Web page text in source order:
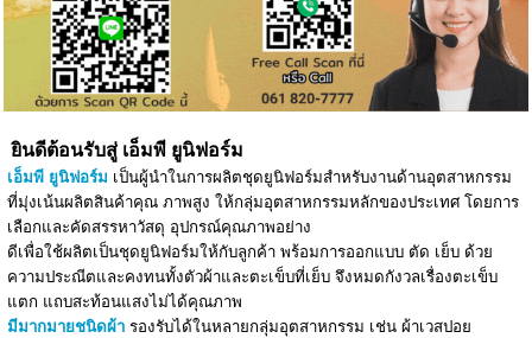
ยินดีต้อนรับสู่ เอ็มพี ยูนิฟอร์ม
เอ็มพี ยูนิฟอร์ม เป็นผู้นำในการผลิตชุดยูนิฟอร์มสำหรับงานด้านอุตสาหกรรม
ที่มุ่งเน้นผลิตสินค้าคุณ ภาพสูง ให้กลุ่มอุตสาหกรรมหลักของประเทศ โดยการ
เลือกและคัดสรรหาวัสดุ อุปกรณ์คุณภาพอย่าง
ดีเพื่อใช้ผลิตเป็นชุดยูนิฟอร์มให้กับลูกค้า พร้อมการออกแบบ ตัด เย็บ ด้วย
ความประณีตและคงทนทั้งตัวผ้าและตะเข็บที่เย็บ จึงหมดกังวลเรื่องตะเข็บ
แตก แถบสะท้อนแสงไม่ได้คุณภาพ
มีมากมายชนิดผ้า รองรับได้ในหลายกลุ่มอุตสาหกรรม เช่น ผ้าเวสปอย